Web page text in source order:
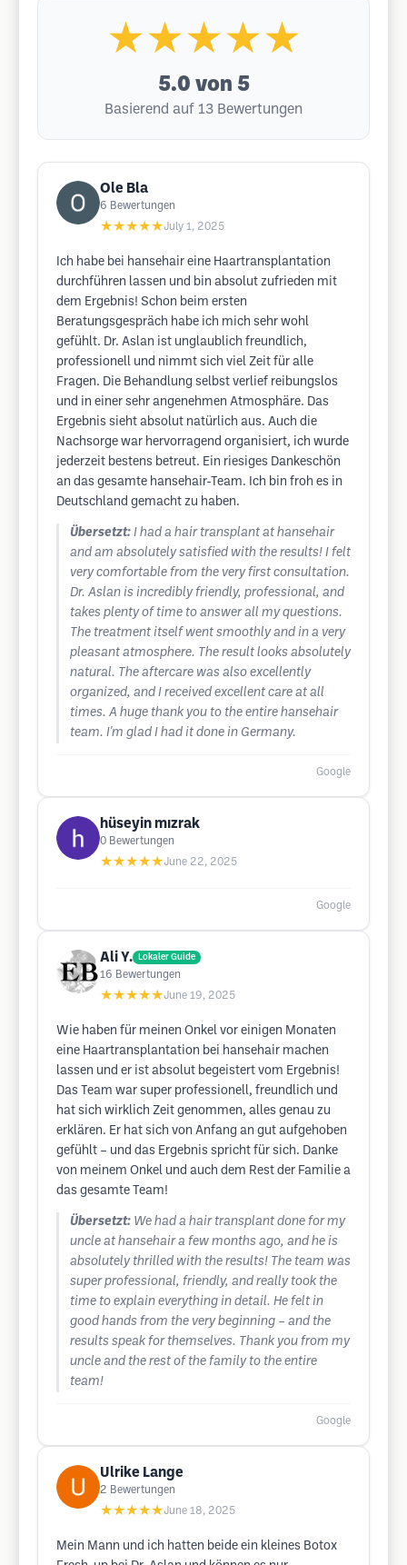
★★★★★
5.0 von 5
Basierend auf 13 Bewertungen
Ole Bla
6 Bewertungen
★★★★★July 1, 2025
Ich habe bei hansehair eine Haartransplantation
durchführen lassen und bin absolut zufrieden mit
dem Ergebnis! Schon beim ersten
Beratungsgespräch habe ich mich sehr wohl
gefühlt. Dr. Aslan ist unglaublich freundlich,
professionell und nimmt sich viel Zeit für alle
Fragen. Die Behandlung selbst verlief reibungslos
und in einer sehr angenehmen Atmosphäre. Das
Ergebnis sieht absolut natürlich aus. Auch die
Nachsorge war hervorragend organisiert, ich wurde
jederzeit bestens betreut. Ein riesiges Dankeschön
an das gesamte hansehair-Team. Ich bin froh es in
Deutschland gemacht zu haben.
Übersetzt: I had a hair transplant at hansehair
and am absolutely satisfied with the results! I felt
very comfortable from the very first consultation.
Dr. Aslan is incredibly friendly, professional, and
takes plenty of time to answer all my questions.
The treatment itself went smoothly and in a very
pleasant atmosphere. The result looks absolutely
natural. The aftercare was also excellently
organized, and I received excellent care at all
times. A huge thank you to the entire hansehair
team. I'm glad I had it done in Germany.
Google
hüseyin mızrak
0 Bewertungen
★★★★★June 22, 2025
Google
Ali Y. Lokaler Guide
16 Bewertungen
★★★★★June 19, 2025
Wie haben für meinen Onkel vor einigen Monaten
eine Haartransplantation bei hansehair machen
lassen und er ist absolut begeistert vom Ergebnis!
Das Team war super professionell, freundlich und
hat sich wirklich Zeit genommen, alles genau zu
erklären. Er hat sich von Anfang an gut aufgehoben
gefühlt – und das Ergebnis spricht für sich. Danke
von meinem Onkel und auch dem Rest der Familie a
das gesamte Team!
Übersetzt: We had a hair transplant done for my
uncle at hansehair a few months ago, and he is
absolutely thrilled with the results! The team was
super professional, friendly, and really took the
time to explain everything in detail. He felt in
good hands from the very beginning – and the
results speak for themselves. Thank you from my
uncle and the rest of the family to the entire
team!
Google
Ulrike Lange
2 Bewertungen
★★★★★June 18, 2025
Mein Mann und ich hatten beide ein kleines Botox